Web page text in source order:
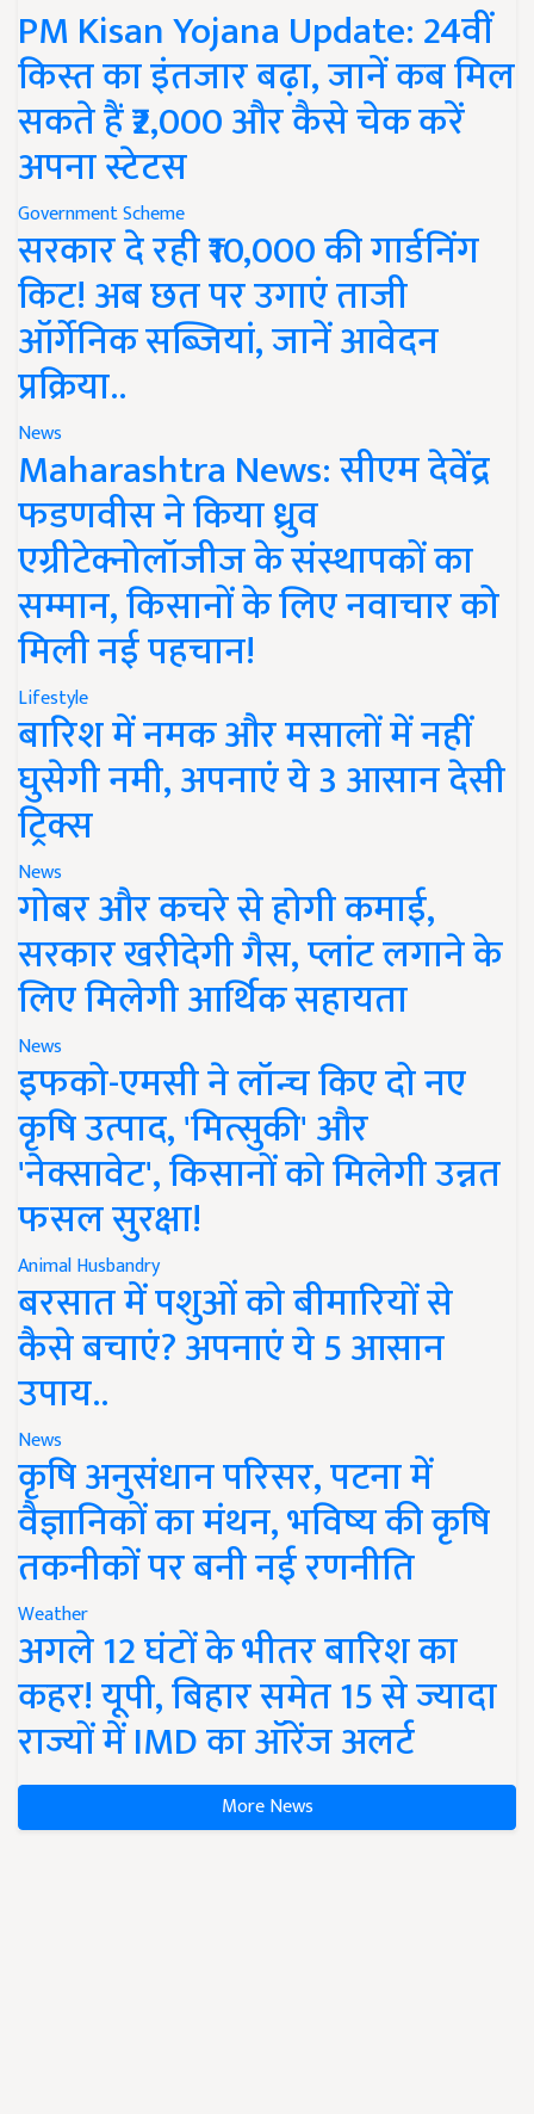
PM Kisan Yojana Update: 24वीं
किस्त का इंतजार बढ़ा, जानें कब मिल
सकते हैं ₹2,000 और कैसे चेक करें
अपना स्टेटस
Government Scheme
सरकार दे रही ₹10,000 की गार्डनिंग
किट! अब छत पर उगाएं ताजी
ऑर्गेनिक सब्जियां, जानें आवेदन
प्रक्रिया..
News
Maharashtra News: सीएम देवेंद्र
फडणवीस ने किया ध्रुव
एग्रीटेक्नोलॉजीज के संस्थापकों का
सम्मान, किसानों के लिए नवाचार को
मिली नई पहचान!
Lifestyle
बारिश में नमक और मसालों में नहीं
घुसेगी नमी, अपनाएं ये 3 आसान देसी
ट्रिक्स
News
गोबर और कचरे से होगी कमाई,
सरकार खरीदेगी गैस, प्लांट लगाने के
लिए मिलेगी आर्थिक सहायता
News
इफको-एमसी ने लॉन्च किए दो नए
कृषि उत्पाद, 'मित्सुकी' और
'नेक्सावेट', किसानों को मिलेगी उन्नत
फसल सुरक्षा!
Animal Husbandry
बरसात में पशुओं को बीमारियों से
कैसे बचाएं? अपनाएं ये 5 आसान
उपाय..
News
कृषि अनुसंधान परिसर, पटना में
वैज्ञानिकों का मंथन, भविष्य की कृषि
तकनीकों पर बनी नई रणनीति
Weather
अगले 12 घंटों के भीतर बारिश का
कहर! यूपी, बिहार समेत 15 से ज्यादा
राज्यों में IMD का ऑरेंज अलर्ट
More News